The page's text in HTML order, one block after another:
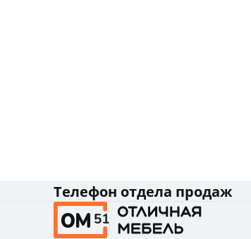
Телефон отдела продаж